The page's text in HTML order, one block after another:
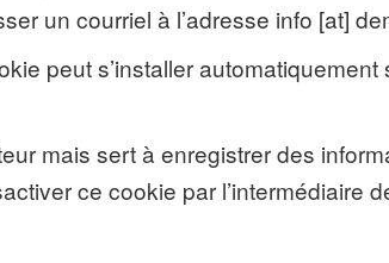
un courriel à l’adresse info [at]
peut s’installer
mais sert à enregistrer des
ce cookie par l’intermédiaire